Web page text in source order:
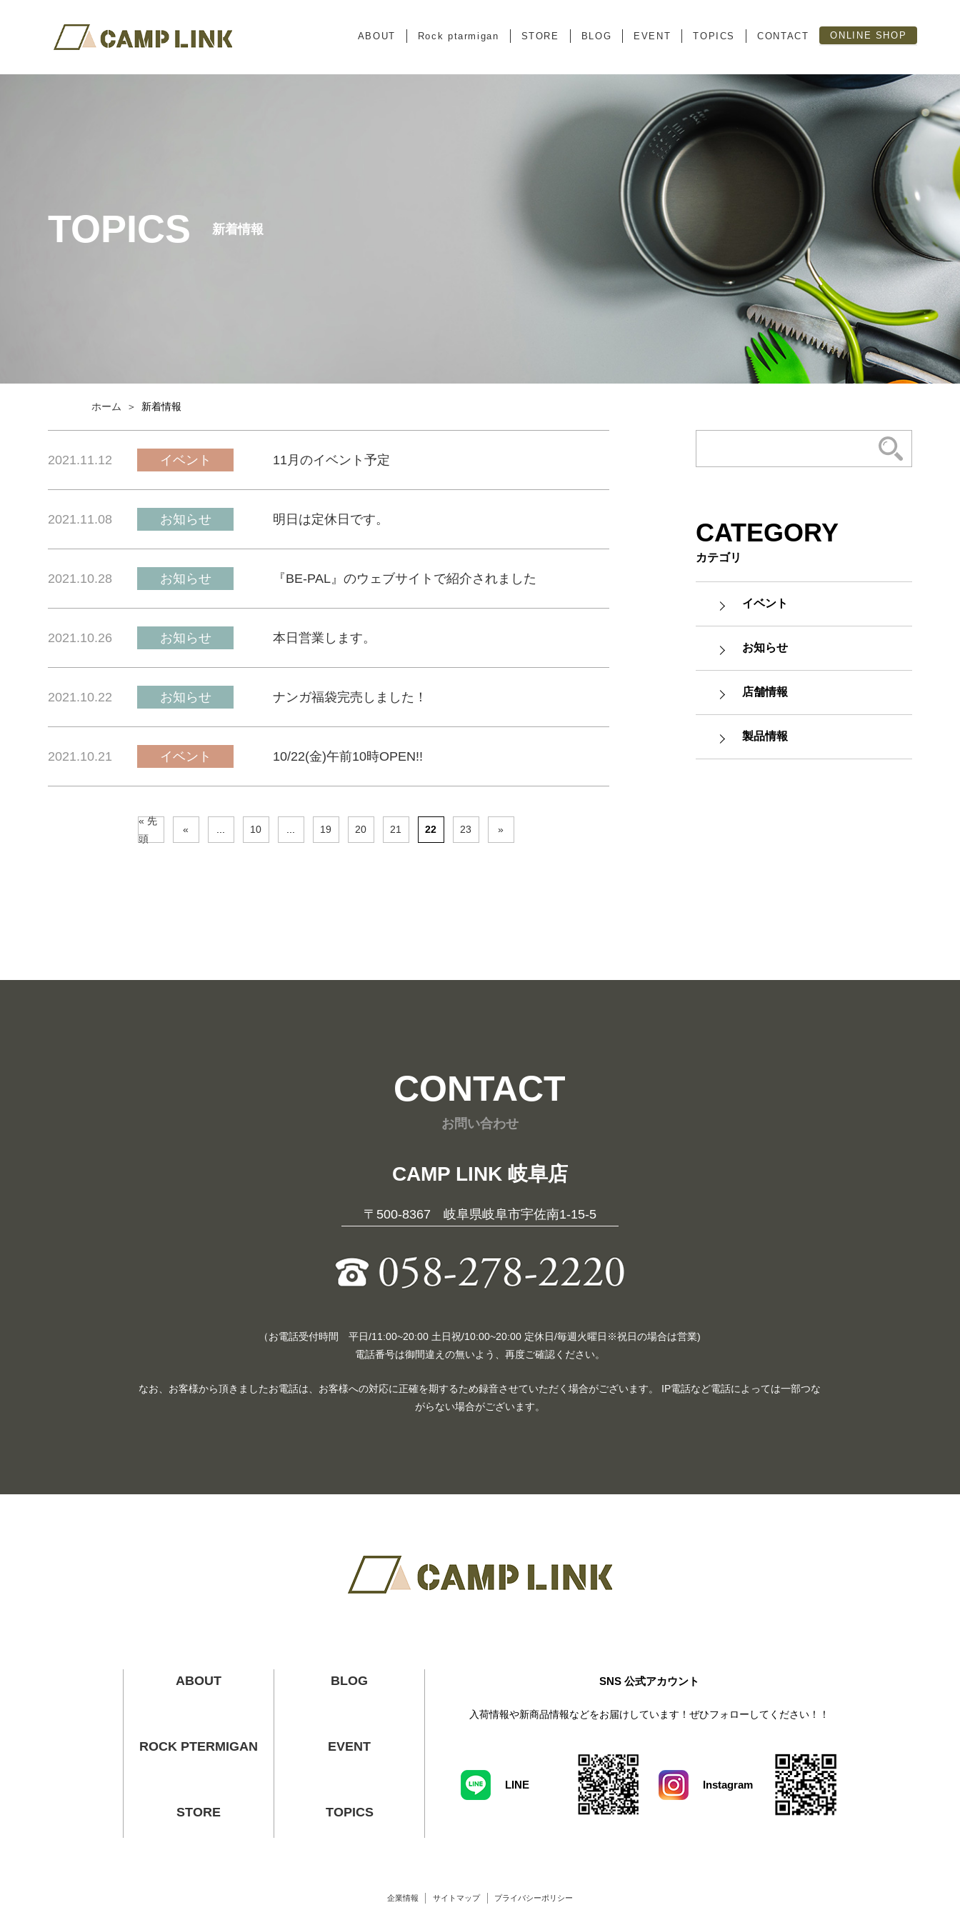
ABOUT Rock ptarmigan STORE BLOG EVENT TOPICS CONTACT ONLINE SHOP
TOPICS 新着情報
ホーム 新着情報
2021.11.12 イベント 11月のイベント予定
2021.11.08 お知らせ 明日は定休日です。
2021.10.28 お知らせ 『BE-PAL』のウェブサイトで紹介されました
2021.10.26 お知らせ 本日営業します。
2021.10.22 お知らせ ナンガ福袋完売しました！
2021.10.21 イベント 10/22(金)午前10時OPEN!!
« 先
頭
« 10 19 20 21 22 23 »
CATEGORY
カテゴリ
イベント
お知らせ
店舗情報
製品情報
CONTACT
お問い合わせ
CAMP LINK 岐阜店
〒500-8367 岐阜県岐阜市宇佐南1-15-5
（お電話受付時間 平日/11:00~20:00 土日祝/10:00~20:00 定休日/毎週火曜日※祝日の場合は営業)
電話番号は御間違えの無いよう、再度ご確認ください。
なお、お客様から頂きましたお電話は、お客様への対応に正確を期するため録音させていただく場合がございます。 IP電話など電話によっては一部つな
がらない場合がございます。
ABOUT
ROCK PTERMIGAN
STORE
BLOG
EVENT
TOPICS
SNS 公式アカウント
入荷情報や新商品情報などをお届けしています！ ぜひフォローしてください！！
LINE Instagram
企業情報 サイトマップ プライバシーポリシー